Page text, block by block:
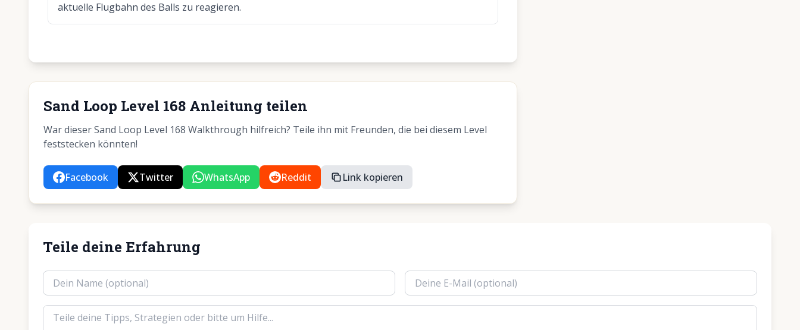
aktuelle Flugbahn des Balls zu reagieren.
Sand Loop Level 168 Anleitung teilen
War dieser Sand Loop Level 168 Walkthrough hilfreich? Teile ihn mit Freunden, die bei diesem Level
feststecken könnten!
Facebook Twitter WhatsApp Reddit Link kopieren
Teile deine Erfahrung